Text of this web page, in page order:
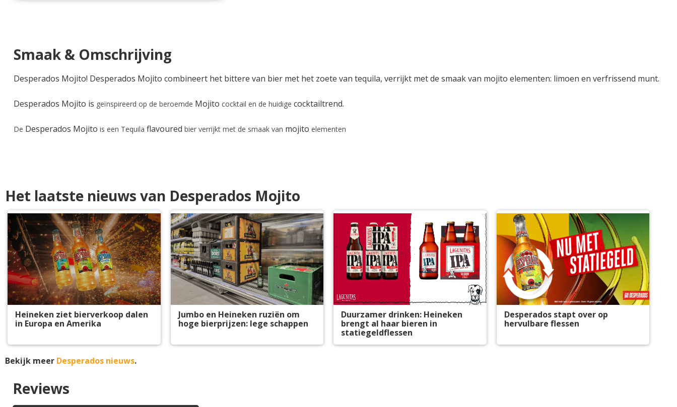
Smaak & Omschrijving
Desperados Mojito! Desperados Mojito combineert het bittere van bier met het zoete van tequila, verrijkt met de smaak van mojito elementen: limoen en verfrissend munt.
Desperados Mojito is geïnspireerd op de beroemde Mojito cocktail en de huidige cocktailtrend.
De Desperados Mojito is een Tequila flavoured bier verrijkt met de smaak van mojito elementen
Het laatste nieuws van Desperados Mojito
Heineken ziet bierverkoop dalen
in Europa en Amerika
Jumbo en Heineken ruziën om
hoge bierprijzen: lege schappen
Duurzamer drinken: Heineken
brengt al haar bieren in
statiegeldflessen
Desperados stapt over op
hervulbare flessen
Bekijk meer Desperados nieuws.
Reviews